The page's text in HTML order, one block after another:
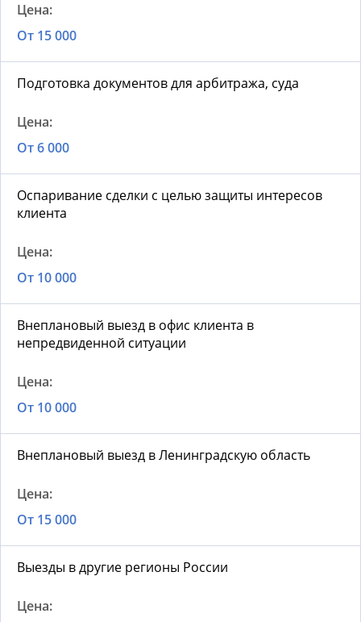
От 15 000
Подготовка документов для арбитража, суда
От 6 000
Оспаривание сделки с целью защиты интересов
клиента
От 10 000
Внеплановый выезд в офис клиента в
непредвиденной ситуации
От 10 000
Внеплановый выезд в Ленинградскую область
От 15 000
Выезды в другие регионы России